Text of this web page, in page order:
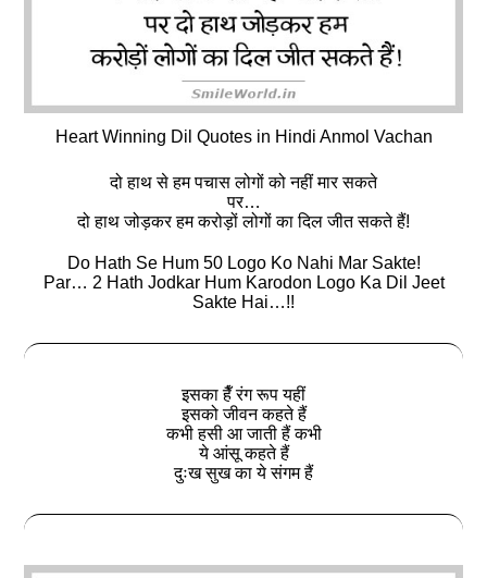
Heart Winning Dil Quotes in Hindi Anmol Vachan
दो हाथ से हम पचास लोगों को नहीं मार सकते
पर…
दो हाथ जोड़कर हम करोड़ों लोगों का दिल जीत सकते हैं!
Do Hath Se Hum 50 Logo Ko Nahi Mar Sakte!
Par… 2 Hath Jodkar Hum Karodon Logo Ka Dil Jeet
Sakte Hai…!!
इसका हैँ रंग रूप यहीं
इसको जीवन कहते हैं
कभी हसी आ जाती हैं कभी
ये आंसू कहते हैं
दुःख सुख का ये संगम हैं